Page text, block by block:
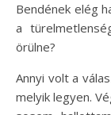
Bendének elég
a
örülne?
Annyi volt a
melyik legyen.